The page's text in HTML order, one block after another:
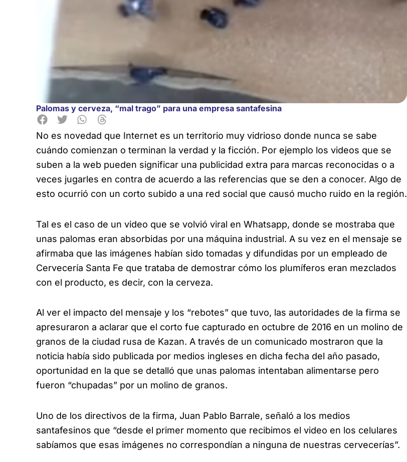
Palomas y cerveza, “mal trago” para una empresa santafesina
No es novedad que Internet es un territorio muy vidrioso donde nunca se sabe
cuándo comienzan o terminan la verdad y la ficción. Por ejemplo los videos que se
suben a la web pueden significar una publicidad extra para marcas reconocidas o a
veces jugarles en contra de acuerdo a las referencias que se den a conocer. Algo de
esto ocurrió con un corto subido a una red social que causó mucho ruido en la región.
Tal es el caso de un video que se volvió viral en Whatsapp, donde se mostraba que
unas palomas eran absorbidas por una máquina industrial. A su vez en el mensaje se
afirmaba que las imágenes habían sido tomadas y difundidas por un empleado de
Cervecería Santa Fe que trataba de demostrar cómo los plumíferos eran mezclados
con el producto, es decir, con la cerveza.
Al ver el impacto del mensaje y los “rebotes” que tuvo, las autoridades de la firma se
apresuraron a aclarar que el corto fue capturado en octubre de 2016 en un molino de
granos de la ciudad rusa de Kazan. A través de un comunicado mostraron que la
noticia había sido publicada por medios ingleses en dicha fecha del año pasado,
oportunidad en la que se detalló que unas palomas intentaban alimentarse pero
fueron “chupadas” por un molino de granos.
Uno de los directivos de la firma, Juan Pablo Barrale, señaló a los medios
santafesinos que “desde el primer momento que recibimos el video en los celulares
sabíamos que esas imágenes no correspondían a ninguna de nuestras cervecerías”.